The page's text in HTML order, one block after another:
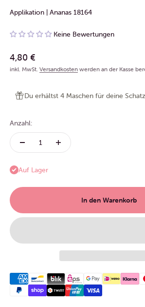
Applikation | Ananas 18164
Keine Bewertungen
Angebot
4,80 €
inkl. MwSt. Versandkosten werden an der Kasse
Du erhältst 4 Maschen für deine
Anzahl:
Auf Lager
In den Warenkorb